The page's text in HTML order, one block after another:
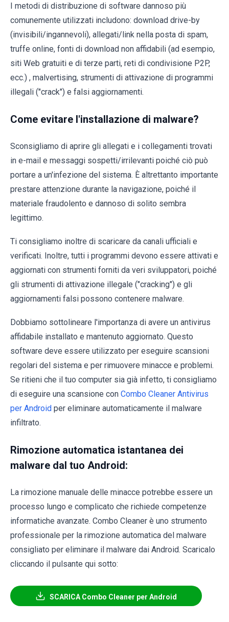
I metodi di distribuzione di software dannoso più
comunemente utilizzati includono: download drive-by
(invisibili/ingannevoli), allegati/link nella posta di spam,
truffe online, fonti di download non affidabili (ad esempio,
siti Web gratuiti e di terze parti, reti di condivisione P2P,
ecc.) , malvertising, strumenti di attivazione di programmi
illegali ("crack") e falsi aggiornamenti.
Come evitare l'installazione di malware?
Sconsigliamo di aprire gli allegati e i collegamenti trovati
in e-mail e messaggi sospetti/irrilevanti poiché ciò può
portare a un'infezione del sistema. È altrettanto importante
prestare attenzione durante la navigazione, poiché il
materiale fraudolento e dannoso di solito sembra
legittimo.
Ti consigliamo inoltre di scaricare da canali ufficiali e
verificati. Inoltre, tutti i programmi devono essere attivati e
aggiornati con strumenti forniti da veri sviluppatori, poiché
gli strumenti di attivazione illegale ("cracking") e gli
aggiornamenti falsi possono contenere malware.
Dobbiamo sottolineare l'importanza di avere un antivirus
affidabile installato e mantenuto aggiornato. Questo
software deve essere utilizzato per eseguire scansioni
regolari del sistema e per rimuovere minacce e problemi.
Se ritieni che il tuo computer sia già infetto, ti consigliamo
di eseguire una scansione con Combo Cleaner Antivirus
per Android per eliminare automaticamente il malware
infiltrato.
Rimozione automatica istantanea dei
malware dal tuo Android:
La rimozione manuale delle minacce potrebbe essere un
processo lungo e complicato che richiede competenze
informatiche avanzate. Combo Cleaner è uno strumento
professionale per la rimozione automatica del malware
consigliato per eliminare il malware dai Android. Scaricalo
cliccando il pulsante qui sotto:
SCARICA Combo Cleaner per Android